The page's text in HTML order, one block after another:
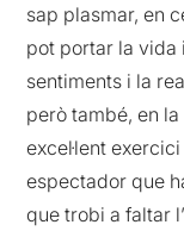
sap plasmar, en
pot portar la vida
sentiments i la
però també, en
excel·lent
espectador que
que trobi a faltar